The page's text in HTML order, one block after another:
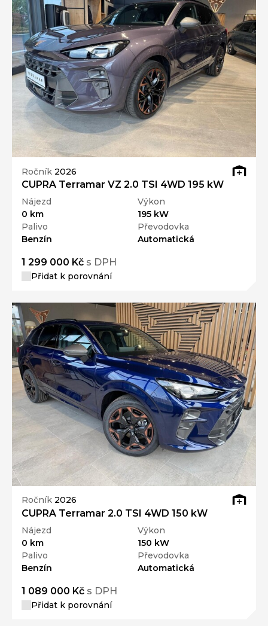
Ročník 2026
CUPRA Terramar VZ 2.0 TSI 4WD 195 kW
Nájezd
0 km
Výkon
195 kW
Palivo
Benzín
Převodovka
Automatická
1 299 000 Kč s DPH
Přidat k porovnání
Ročník 2026
CUPRA Terramar 2.0 TSI 4WD 150 kW
Nájezd
0 km
Výkon
150 kW
Palivo
Benzín
Převodovka
Automatická
1 089 000 Kč s DPH
Přidat k porovnání